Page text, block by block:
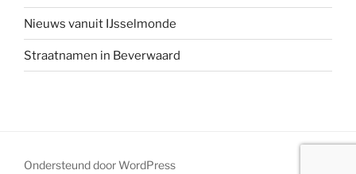
Nieuws vanuit IJsselmonde
Straatnamen in Beverwaard
Ondersteund door WordPress